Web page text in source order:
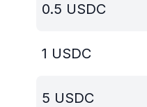
0.5 USDC
1 USDC
5 USDC